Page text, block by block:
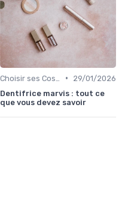
•
29/01/2026
Dentifrice marvis : tout ce
que vous devez savoir